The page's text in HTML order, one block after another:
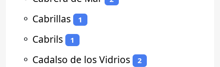
⚬ Cabrillas 1
⚬ Cabrils 1
⚬ Cadalso de los Vidrios 2